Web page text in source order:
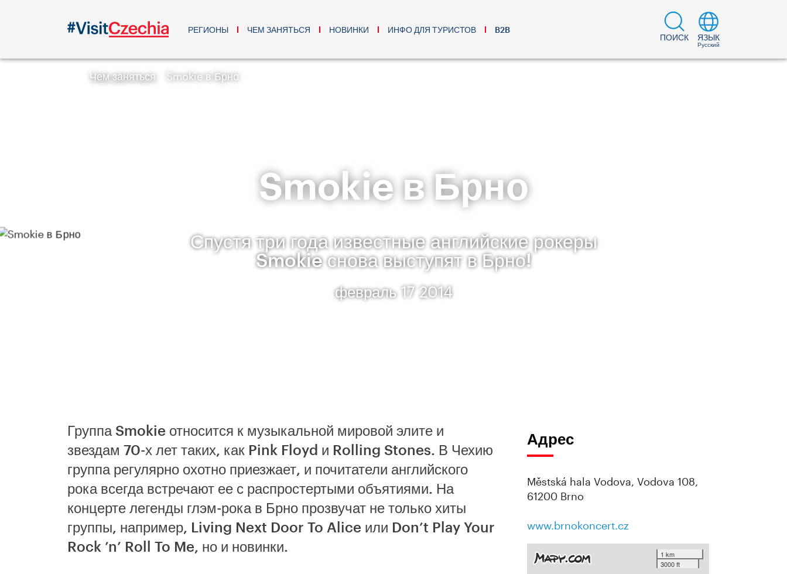
РЕГИОНЫ ЧЕМ ЗАНЯТЬСЯ НОВИНКИ ИНФО ДЛЯ ТУРИСТОВ B2B
ПОИСК ЯЗЫК
Русский
Чем заняться Smokie в Брно
Smokie в Брно
Спустя три года известные английские рокеры
Smokie снова выступят в Брно!
февраль 17 2014
Группа Smokie относится к музыкальной мировой элите и
звездам 70-х лет таких, как Pink Floyd и Rolling Stones. В Чехию
группа регулярно охотно приезжает, и почитатели английского
рока всегда встречают ее с распростертыми объятиями. На
концерте легенды глэм-рока в Брно прозвучат не только хиты
группы, например, Living Next Door To Alice или Don’t Play Your
Rock ’n’ Roll To Me, но и новинки.
Адрес
Městská hala Vodova, Vodova 108,
61200 Brno
www.brnokoncert.cz
1 km
3000 ft